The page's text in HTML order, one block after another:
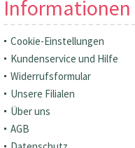
Informationen
Cookie-Einstellungen
Kundenservice und Hilfe
Widerrufsformular
Unsere Filialen
Über uns
AGB